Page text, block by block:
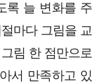
록 늘 변화를 주
마다 그림을 교
림 한 점만으로
서 만족하고 있